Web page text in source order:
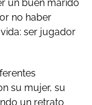
un buen marido
no haber
ser jugador
su mujer, su
un retrato